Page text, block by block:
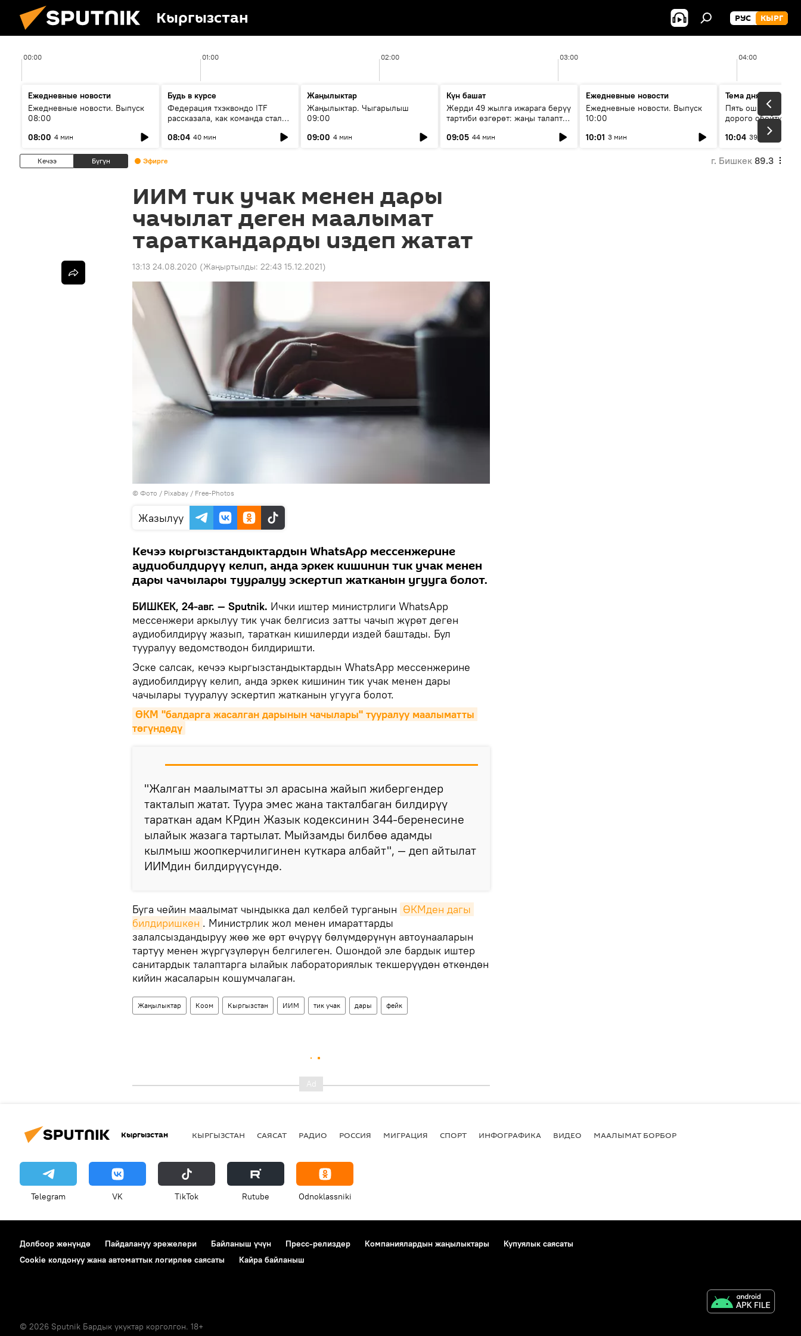
Кыргызстан РУС КЫРГ
00:00 01:00 02:00 03:00 04:00
Ежедневные новости
Ежедневные новости. Выпуск
08:00
08:00 4 мин
Будь в курсе
Федерация тхэквондо ITF
рассказала, как команда стала
08:04 40 мин
Жаңылыктар
Жаңылыктар. Чыгарылыш
09:00
09:00 4 мин
Күн башат
Жерди 49 жылга ижарага берүү
тартиби өзгөрөт: жаңы талаптар
09:05 44 мин
Ежедневные новости
Ежедневные новости. Выпуск
10:00
10:01 3 мин
Тема дня
Пять ошибок
дорого обойтись
10:04 39 мин
Кечээ Бүгүн Эфирге г. Бишкек 89.3
ИИМ тик учак менен дары
чачылат деген маалымат
тараткандарды издеп жатат
13:13 24.08.2020 (Жаңыртылды: 22:43 15.12.2021)
© Фото / Pixabay / Free-Photos
Жазылуу
Кечээ кыргызстандыктардын WhatsApp мессенжерине
аудиобилдирүү келип, анда эркек кишинин тик учак менен
дары чачылары тууралуу эскертип жатканын угууга болот.
БИШКЕК, 24-авг. — Sputnik. Ички иштер министрлиги WhatsApp
мессенжери аркылуу тик учак белгисиз затты чачып жүрөт деген
аудиобилдирүү жазып, тараткан кишилерди издей баштады. Бул
тууралуу ведомстводон билдиришти.
Эске салсак, кечээ кыргызстандыктардын WhatsApp мессенжерине
аудиобилдирүү келип, анда эркек кишинин тик учак менен дары
чачылары тууралуу эскертип жатканын угууга болот.
ӨКМ "балдарга жасалган дарынын чачылары" тууралуу маалыматты
төгүндөдү
"Жалган маалыматты эл арасына жайып жибергендер
такталып жатат. Туура эмес жана такталбаган билдирүү
тараткан адам КРдин Жазык кодексинин 344-беренесине
ылайык жазага тартылат. Мыйзамды билбөө адамды
кылмыш жоопкерчилигинен куткара албайт", — деп айтылат
ИИМдин билдирүүсүндө.
Буга чейин маалымат чындыкка дал келбей турганын ӨКМден дагы
билдиришкен . Министрлик жол менен имараттарды
залалсыздандыруу жөө же өрт өчүрүү бөлүмдөрүнүн автоунааларын
тартуу менен жүргүзүлөрүн белгилеген. Ошондой эле бардык иштер
санитардык талаптарга ылайык лабораториялык текшерүүдөн өткөндөн
кийин жасаларын кошумчалаган.
Жаңылыктар Коом Кыргызстан ИИМ тик учак дары фейк
Кыргызстан КЫРГЫЗСТАН САЯСАТ РАДИО РОССИЯ МИГРАЦИЯ СПОРТ ИНФОГРАФИКА ВИДЕО МААЛЫМАТ БОРБОР
Telegram VK ТikТоk Rutube Odnoklassniki
Долбоор жөнүндө Пайдалануу эрежелери Байланыш үчүн Пресс-релиздер Компаниялардын жаңылыктары
Купуялык саясаты
Cookie колдонуу жана автоматтык логирлөө саясаты
Кайра байланыш
© 2026 Sputnik Бардык укуктар корголгон. 18+